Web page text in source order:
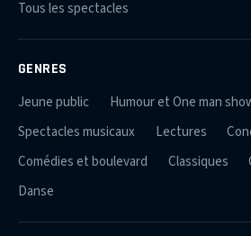
Tous les spectacles
GENRES
Jeune public
Humour et One man
Spectacles musicaux
Lectures
Comédies et boulevard
Classiques
Danse